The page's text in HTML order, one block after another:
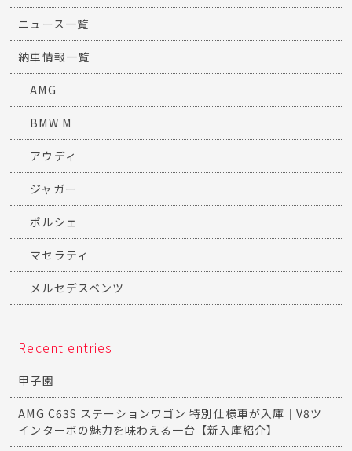
ニュース一覧
納車情報一覧
AMG
BMW M
アウディ
ジャガー
ポルシェ
マセラティ
メルセデスベンツ
Recent entries
甲子園
AMG C63S ステーションワゴン 特別仕様車が入庫｜V8ツ
インターボの魅力を味わえる一台【新入庫紹介】